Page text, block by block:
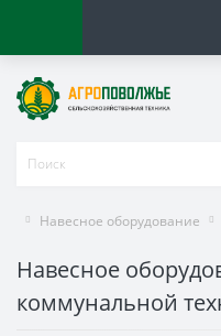
Навесное оборудование
Навесное
коммунальной